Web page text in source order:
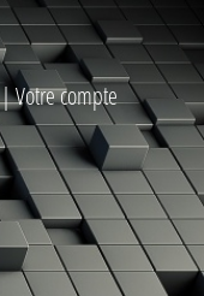
|Votre compte